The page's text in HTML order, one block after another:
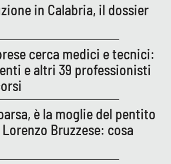
in Calabria, il dossier
cerca medici e tecnici:
e altri 39 professionisti
è la moglie del pentito
Bruzzese: cosa